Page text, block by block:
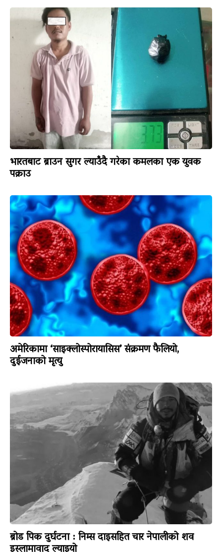
भारतबाट ब्राउन सुगर ल्याउँदै गरेका कमलका एक युवक
पक्राउ
अमेरिकामा ‘साइक्लोस्पोरायासिस’ संक्रमण फैलियो,
दुईजनाको मृत्यु
ब्रोड पिक दुर्घटना : निम्स दाइसहित चार नेपालीको शव